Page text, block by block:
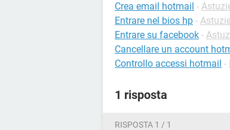
Crea email hotmail -
Entrare nel bios hp -
Entrare su facebook -
Cancellare un account
Controllo accessi hotmail -
1 risposta
RISPOSTA 1 / 1